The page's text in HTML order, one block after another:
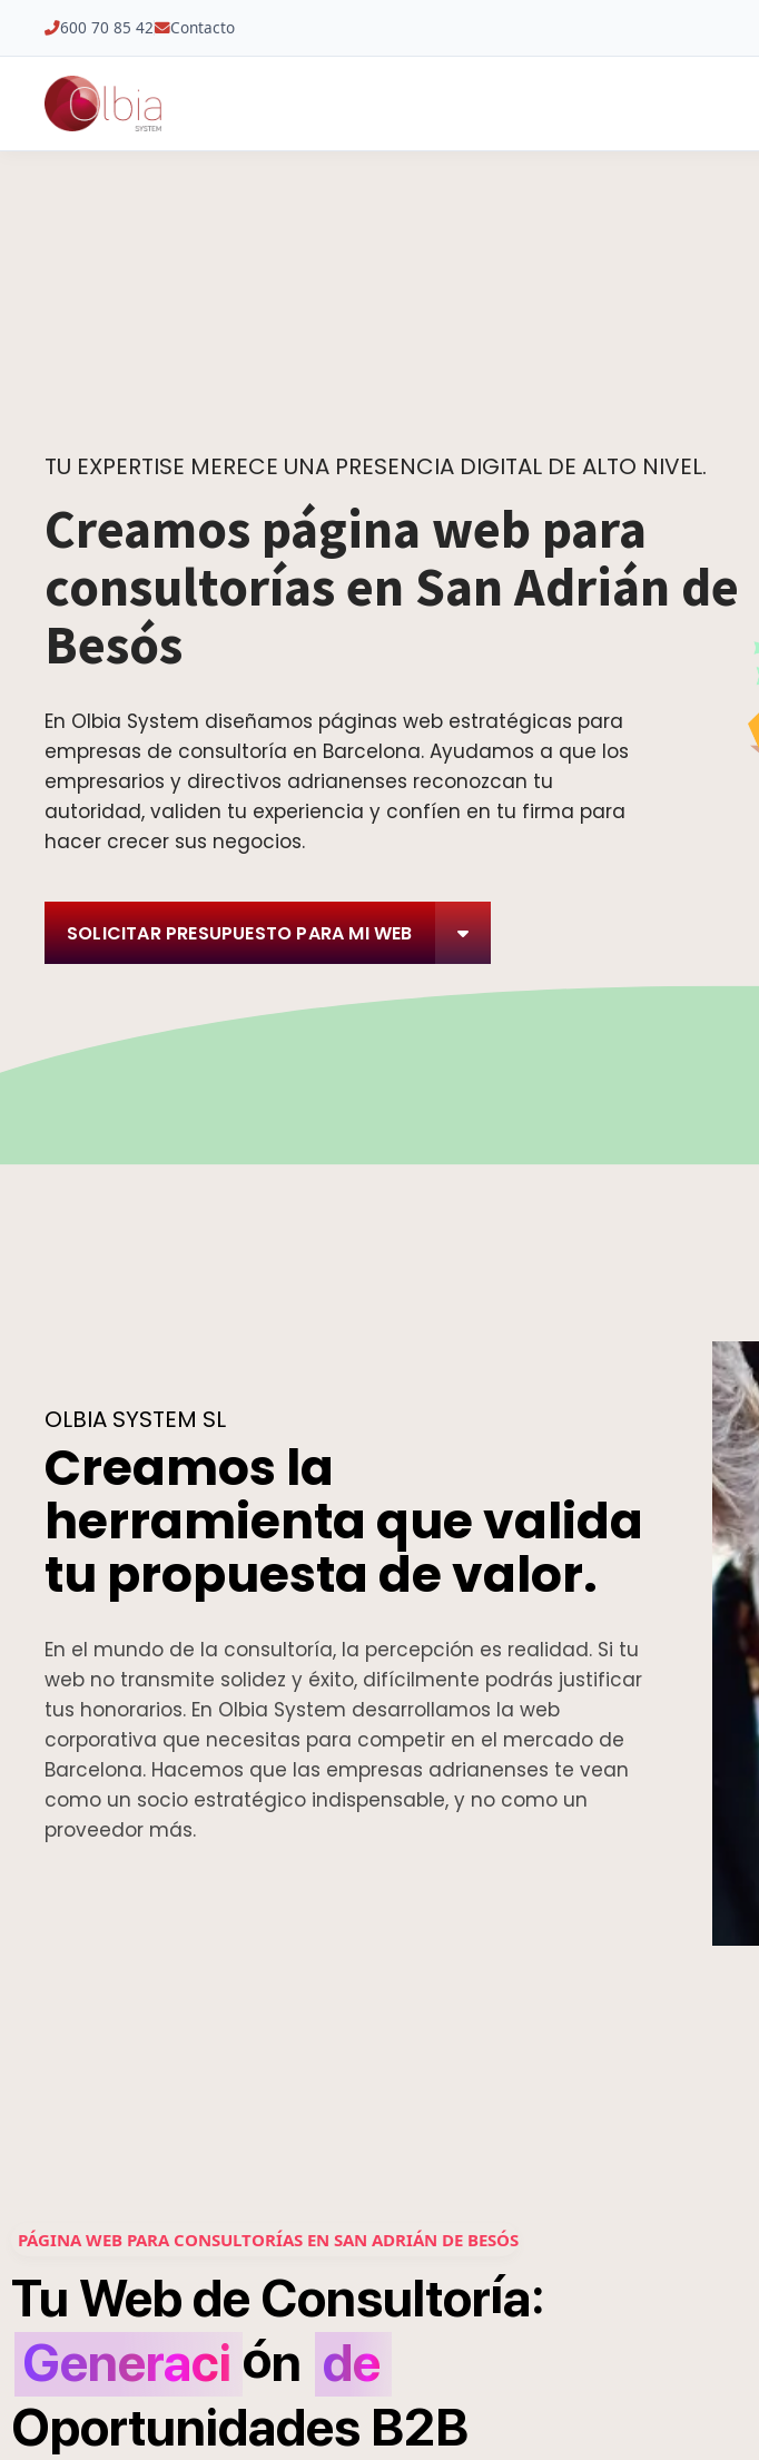
600 70 85 42 Contacto
TU EXPERTISE MERECE UNA PRESENCIA DIGITAL DE ALTO NIVEL.
Creamos página web para
consultorías en San Adrián de
Besós
En Olbia System diseñamos páginas web estratégicas para
empresas de consultoría en Barcelona. Ayudamos a que los
empresarios y directivos adrianenses reconozcan tu
autoridad, validen tu experiencia y confíen en tu firma para
hacer crecer sus negocios.
SOLICITAR PRESUPUESTO PARA MI WEB
OLBIA SYSTEM SL
Creamos la
herramienta que valida
tu propuesta de valor.
En el mundo de la consultoría, la percepción es realidad. Si tu
web no transmite solidez y éxito, difícilmente podrás justificar
tus honorarios. En Olbia System desarrollamos la web
corporativa que necesitas para competir en el mercado de
Barcelona. Hacemos que las empresas adrianenses te vean
como un socio estratégico indispensable, y no como un
proveedor más.
PÁGINA WEB PARA CONSULTORÍAS EN SAN ADRIÁN DE BESÓS
Tu Web de Consultoría:
Generaci ón de
Oportunidades B2B